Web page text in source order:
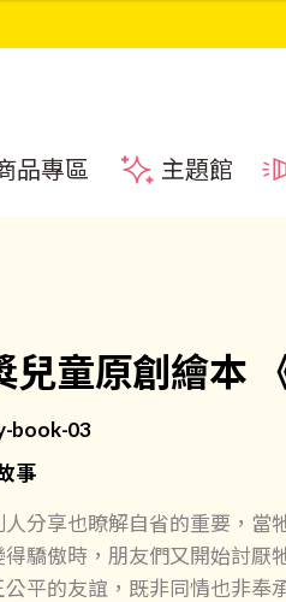
品專區 主題館
兒童原創繪本
book-03
事
分享也瞭解自省的重要，當
驕傲時，朋友們又開始討厭
平的友誼，既非同情也非奉